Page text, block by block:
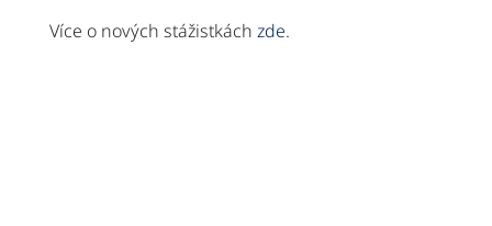
Více o nových stážistkách zde.